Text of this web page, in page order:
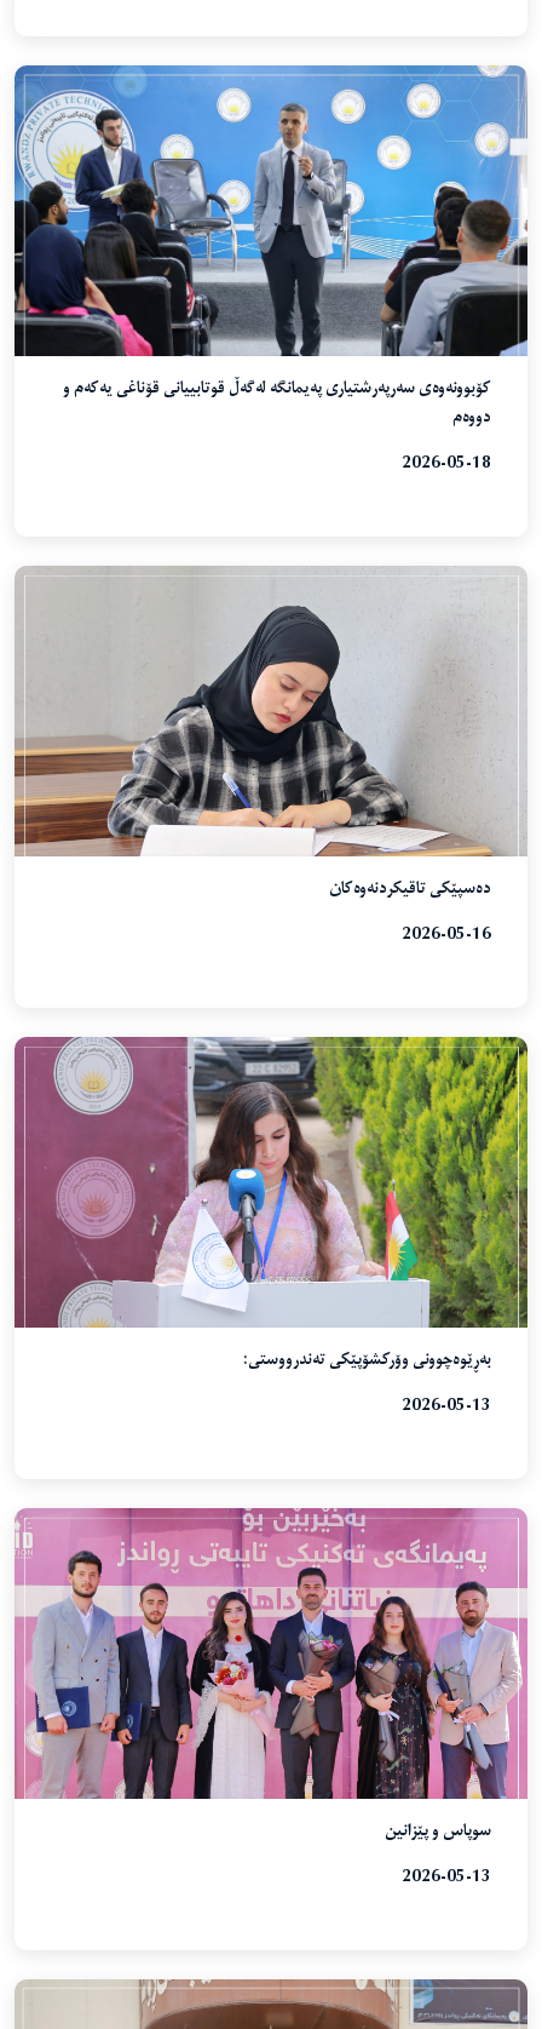
کۆبوونەوەی سەرپەرشتیاری پەیمانگە لەگەڵ قوتابییانی قۆناغی یەکەم و
دووەم
2026-05-18
دەسپێکی تاقیکردنەوەکان
2026-05-16
بەڕێوەچوونی وۆرکشۆپێکی تەندرووستی:
2026-05-13
سوپاس و پێزانین
2026-05-13